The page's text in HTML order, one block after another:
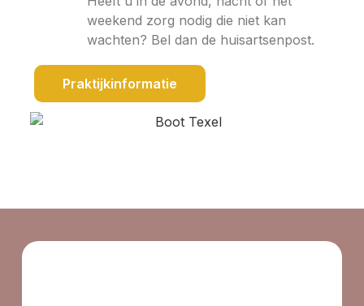
weekend zorg nodig die niet kan
wachten? Bel dan de huisartsenpost.
Praktijkinformatie